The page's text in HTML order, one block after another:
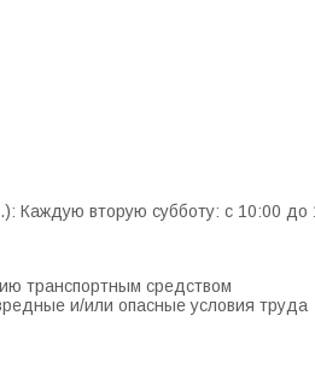
Каждую вторую субботу: с 10:00 до
транспортным средством
и/или опасные условия труда